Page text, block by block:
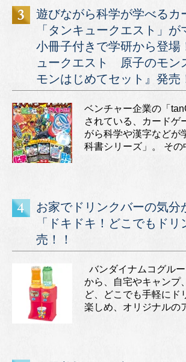
遊びながら科学が学べるカ
「タンキュークエスト」
小冊子付きで学研から登場
ュークエスト 原子のモ
モンはじめてセット』発売
ベンチャー企業の「
されている、カードゲ
がら科学や漢字などが
科書シリーズ」。 その
お家でドリンクバーの気分
「ドキドキ！どこでもド
売！！
バンダイナムコグル
から、自宅やキャンプ
ど、どこでも手軽にド
楽しめ、オリジナルの